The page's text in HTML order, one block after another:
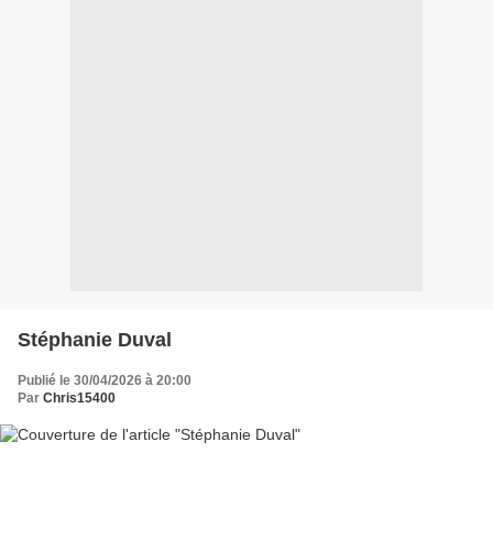
Stéphanie Duval
Publié le 30/04/2026 à 20:00
Par Chris15400